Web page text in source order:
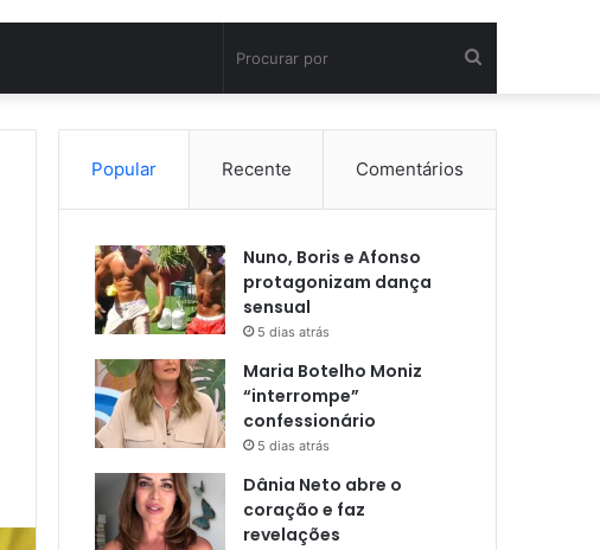
por
Popular Recente Comentários
Nuno, Boris e Afonso
protagonizam dança
sensual
5 dias atrás
Maria Botelho Moniz
“interrompe”
confessionário
5 dias atrás
Dânia Neto abre o
coração e faz
revelações